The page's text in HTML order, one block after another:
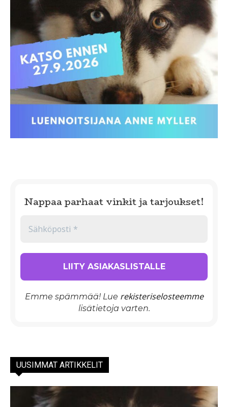
Nappaa parhaat vinkit ja tarjoukset!
Emme spämmää! Lue rekisteriselosteemme
lisätietoja varten.
UUSIMMAT ARTIKKELIT